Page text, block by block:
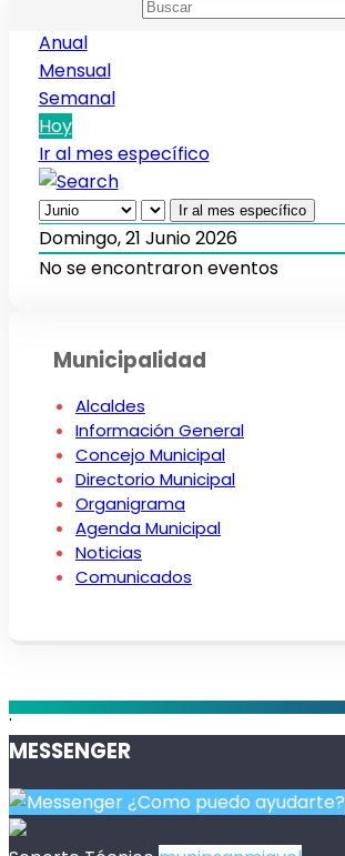
Anual
Mensual
Semanal
Hoy
Ir al mes específico
Ir al mes específico
Domingo, 21 Junio 2026
No se encontraron eventos
Municipalidad
Alcaldes
Información General
Concejo Municipal
Directorio Municipal
Organigrama
Agenda Municipal
Noticias
Comunicados
.
MESSENGER
¿Como puedo ayudarte?